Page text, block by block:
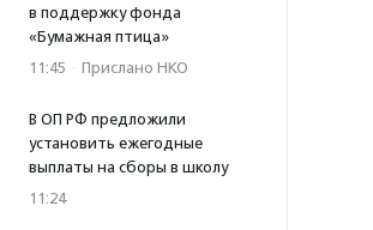
в поддержку фонда
«Бумажная птица»
11:45 · Прислано НКО
В ОП РФ предложили
установить ежегодные
выплаты на сборы в школу
11:24